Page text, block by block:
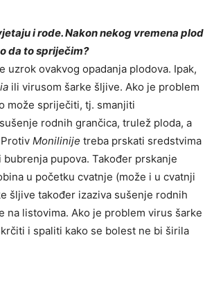
i rode.Nakon nekog vremena plod
da to spriječim?
ovakvog opadanja plodova. Ipak,
ili virusom šarke šljive. Ako je problem
može spriječiti, tj. smanjiti
rodnih grančica, trulež ploda, a
Monilinije treba prskati sredstvima
pupova. Također prskanje
u početku cvatnje (može i u cvatnji
šljive također izaziva sušenje rodnih
listovima. Ako je problem virus šarke
i spaliti kako se bolest ne bi širila